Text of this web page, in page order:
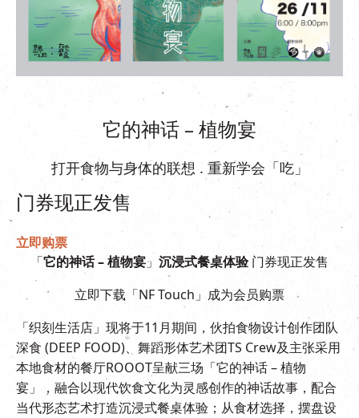
它的神话 – 植物宴
打开食物与身体的联想 . 重新学会「吃」
门券现正发售
立即购票
「它的神话 – 植物宴」 沉浸式餐桌体验门券现正发售
立即下载「NF Touch」成为会员购票
「织刻生活店」现将于11月期间，伙拍食物设计创作团队
深食 (DEEP FOOD)、舞蹈形体艺术团TS Crew及主张采用
本地食材的餐厅ROOOT呈献三场「它的神话 – 植物
宴」，融合以现代饮食文化为灵感创作的神话故事，配合
当代形态艺术打造沉浸式餐桌体验；从食材选择，摆盘设